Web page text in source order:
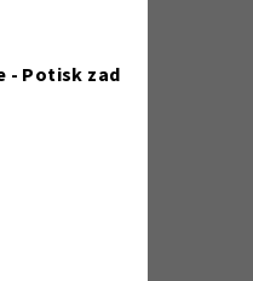
- Potisk zad